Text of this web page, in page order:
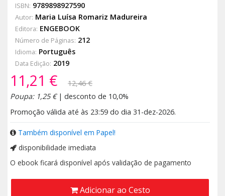
ISBN: 9789898927590
Autor: Maria Luísa Romariz Madureira
Editora: ENGEBOOK
Número de Páginas: 212
Idioma: Português
Data Edição: 2019
11,21 €
12,46 €
Poupa: 1,25 €| desconto de 10,0%
Promoção válida até às 23:59 do dia 31-dez-2026.
Também disponível em Papel!
disponibilidade imediata
O ebook ficará disponível após validação de pagamento
Adicionar ao Cesto